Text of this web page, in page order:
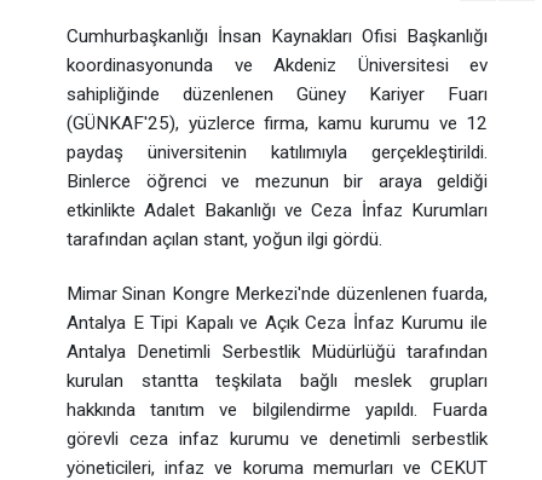
Cumhurbaşkanlığı İnsan Kaynakları Ofisi Başkanlığı
koordinasyonunda ve Akdeniz Üniversitesi ev
sahipliğinde düzenlenen Güney Kariyer Fuarı
(GÜNKAF'25), yüzlerce firma, kamu kurumu ve 12
paydaş üniversitenin katılımıyla gerçekleştirildi.
Binlerce öğrenci ve mezunun bir araya geldiği
etkinlikte Adalet Bakanlığı ve Ceza İnfaz Kurumları
tarafından açılan stant, yoğun ilgi gördü.
Mimar Sinan Kongre Merkezi'nde düzenlenen fuarda,
Antalya E Tipi Kapalı ve Açık Ceza İnfaz Kurumu ile
Antalya Denetimli Serbestlik Müdürlüğü tarafından
kurulan stantta teşkilata bağlı meslek grupları
hakkında tanıtım ve bilgilendirme yapıldı. Fuarda
görevli ceza infaz kurumu ve denetimli serbestlik
yöneticileri, infaz ve koruma memurları ve CEKUT